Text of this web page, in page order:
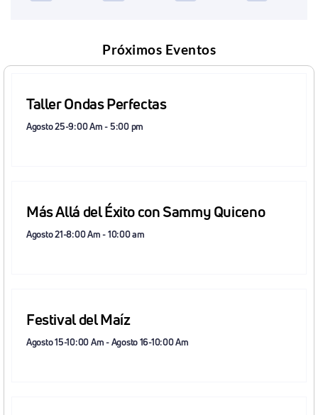
Próximos Eventos
Taller Ondas Perfectas
Agosto 25-9:00 Am-5:00 pm
Más Allá del Éxito con Sammy Quiceno
Agosto 21-8:00 Am-10:00 am
Festival del Maíz
Agosto 15-10:00 Am-Agosto 16-10:00 Am